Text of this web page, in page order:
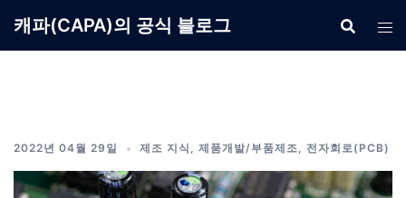
캐파(CAPA)의 공식 블로그
2022년 04월 29일 제조 지식 , 제품개발/부품제조, 전자회로(PCB)